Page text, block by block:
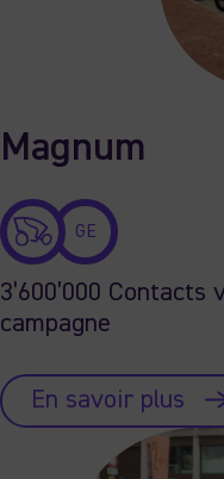
Magnum
GE
3’600’000
campagne
En savoir plus